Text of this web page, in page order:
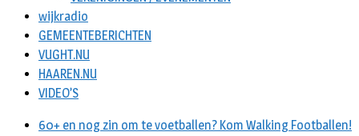
wijkradio
GEMEENTEBERICHTEN
VUGHT.NU
HAAREN.NU
VIDEO’S
60+ en nog zin om te voetballen? Kom Walking Footballen!